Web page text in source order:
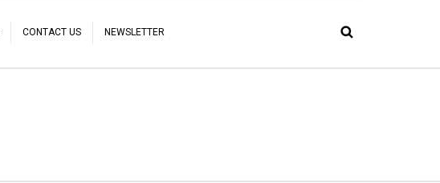
CONTACT US NEWSLETTER